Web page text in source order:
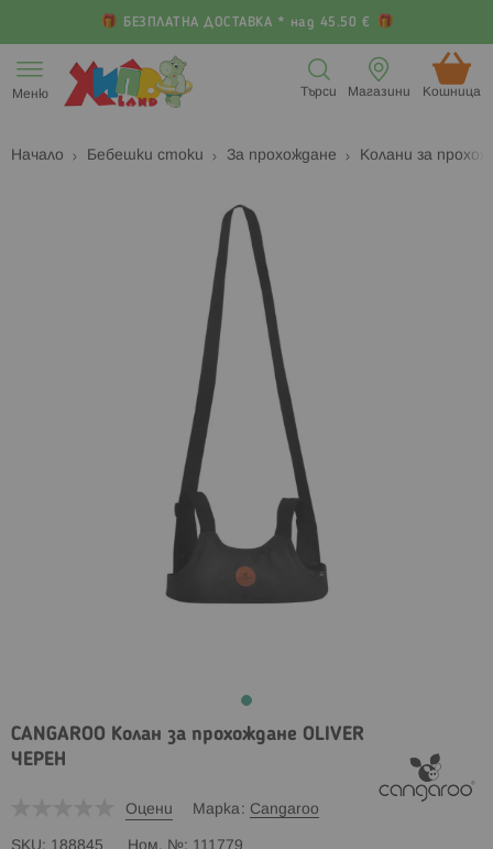
БЕЗПЛАТНА ДОСТАВКА * над 45.50 €
към
съдържанието
Меню Кошница (
Магазини
Търси
Начало Бебешки стоки За прохождане Колани за
CANGAROO Колан за прохождане OLIVER
ЧЕРЕН
Оцени Марка Cangaroo
SKU 188845 Ном. № 111779